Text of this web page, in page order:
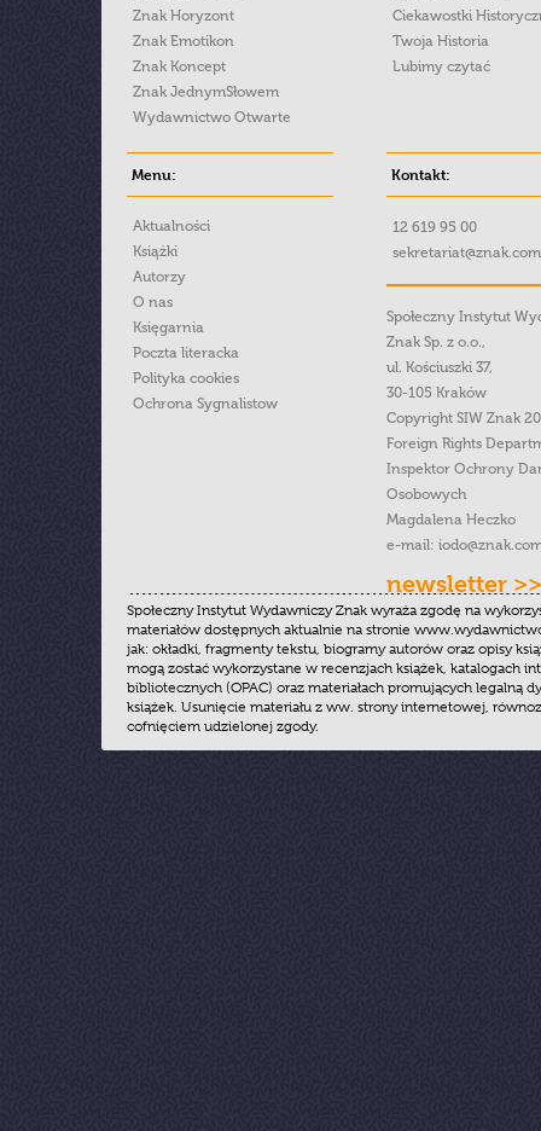
Znak Horyzont
Znak Emotikon
Znak Koncept
Znak JednymSłowem
Wydawnictwo Otwarte
Ciekawostki
Twoja Historia
Lubimy czytać
Menu:
Aktualności
Książki
Autorzy
O nas
Księgarnia
Poczta literacka
Polityka cookies
Ochrona Sygnalistow
Kontakt:
12 619 95 00
Społeczny Instytut
Znak Sp. z o.o.,
ul. Kościuszki 37,
30-105 Kraków
Copyright SIW Znak
Foreign Rights
Inspektor Ochrony
Osobowych
Magdalena Heczko
e-mail:
newsletter >>
Społeczny Instytut Wydawniczy Znak wyraża zgodę na
materiałów dostępnych aktualnie na stronie
jak: okładki, fragmenty tekstu, biogramy autorów oraz opisy
mogą zostać wykorzystane w recenzjach książek, katalogach
bibliotecznych (OPAC) oraz materiałach promujących legalną
książek. Usunięcie materiału z ww. strony internetowej,
cofnięciem udzielonej zgody.